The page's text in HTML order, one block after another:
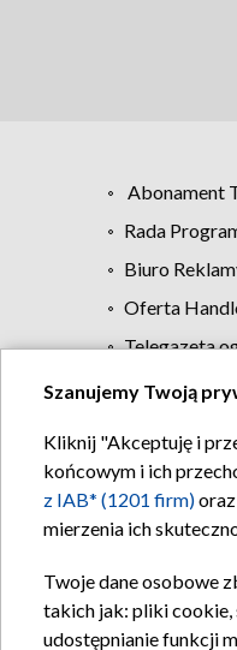
Abonament
Rada
Biuro
Oferta
Telegazeta
Szanujemy Twoją
Kliknij "Akceptuję i
końcowym i ich
z IAB* (1201 firm)
mierzenia ich
Twoje dane osobowe
takich jak: pliki cookie,
udostępnianie funkcji